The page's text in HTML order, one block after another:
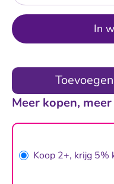
In
Meer kopen,
Koop 2+, krijg 5%